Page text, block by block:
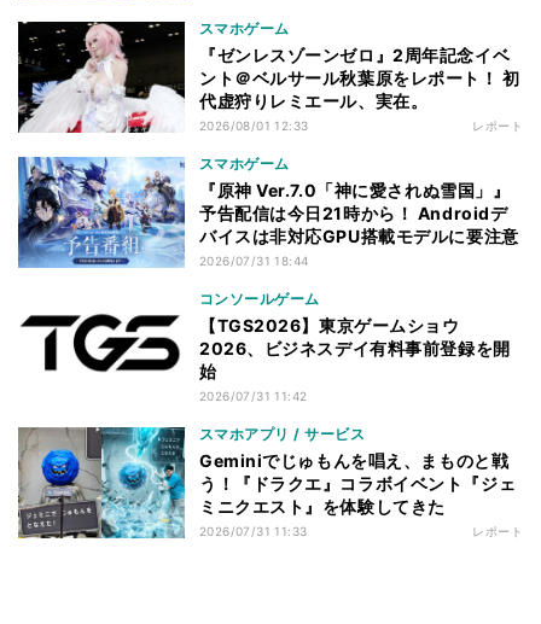
スマホゲーム
『ゼンレスゾーンゼロ』2周年記念イベ
ント＠ベルサール秋葉原をレポート！ 初
代虚狩りレミエール、実在。
2026/08/01 12:33 レポート
スマホゲーム
『原神 Ver.7.0「神に愛されぬ雪国」』
予告配信は今日21時から！ Androidデ
バイスは非対応GPU搭載モデルに要注意
2026/07/31 18:44
コンソールゲーム
【TGS2026】東京ゲームショウ
2026、ビジネスデイ有料事前登録を開
始
2026/07/31 11:42
スマホアプリ / サービス
Geminiでじゅもんを唱え、まものと戦
う！『ドラクエ』コラボイベント『ジェ
ミニクエスト』を体験してきた
2026/07/31 11:33 レポート